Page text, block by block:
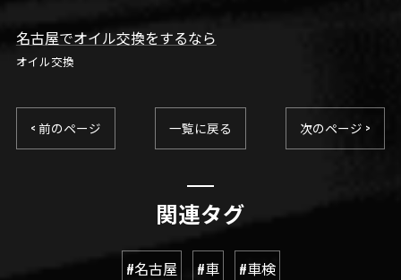
名古屋でオイル交換をするなら
オイル交換
< 前のページ 一覧に戻る 次のページ >
関連タグ
#名古屋 #車 #車検